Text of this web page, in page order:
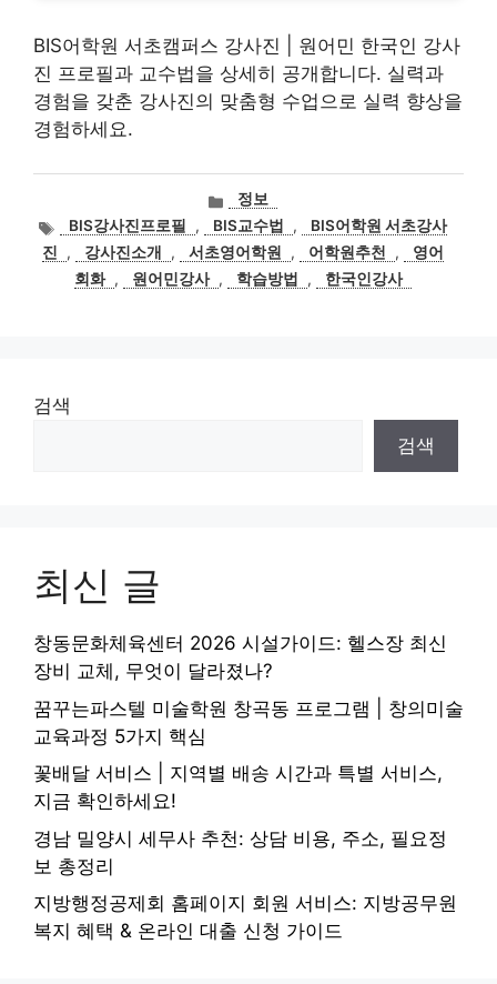
BIS어학원 서초캠퍼스 강사진 | 원어민 한국인 강사
진 프로필과 교수법을 상세히 공개합니다. 실력과
경험을 갖춘 강사진의 맞춤형 수업으로 실력 향상을
경험하세요.
카
테
고
리
정보
태BIS강사진프로필 , BIS교수법 ,
BIS어학원 서초강사
진
, 강사진소개 , 서초영어학원 , 어학원추천 ,
영어
회화 , 원어민강사 , 학습방법 , 한국인강사
검색
검색
최신 글
창동문화체육센터 2026 시설가이드: 헬스장 최신
장비 교체, 무엇이 달라졌나?
꿈꾸는파스텔 미술학원 창곡동 프로그램 | 창의미술
교육과정 5가지 핵심
꽃배달 서비스 | 지역별 배송 시간과 특별 서비스,
지금 확인하세요!
경남 밀양시 세무사 추천: 상담 비용, 주소, 필요정
보 총정리
지방행정공제회 홈페이지 회원 서비스: 지방공무원
복지 혜택 & 온라인 대출 신청 가이드